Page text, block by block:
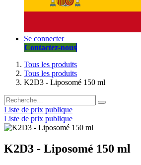
Se connecter
Contactez-nous
Tous les produits
Tous les produits
K2D3 - Liposomé 150 ml
Liste de prix publique
Liste de prix publique
K2D3 - Liposomé 150 ml